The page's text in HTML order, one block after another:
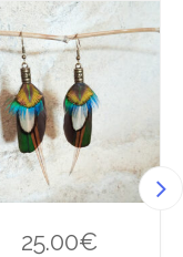
25.00€